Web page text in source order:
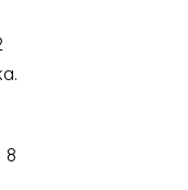
8